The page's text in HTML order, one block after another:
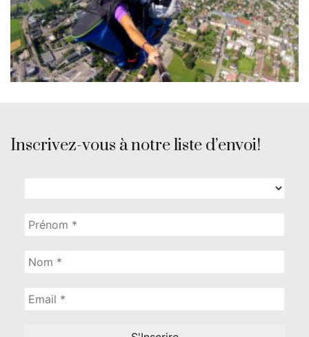
Inscrivez-vous à notre liste d’envoi!